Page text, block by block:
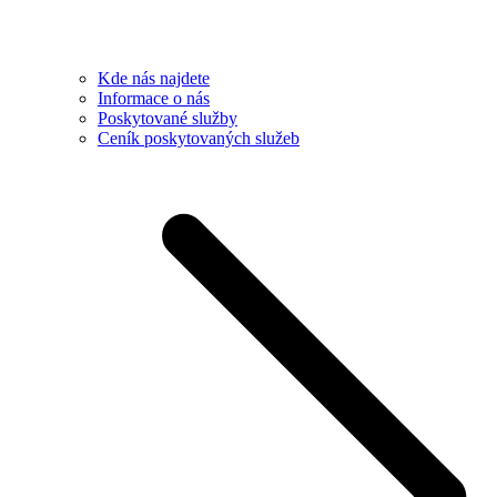
Kde nás najdete
Informace o nás
Poskytované služby
Ceník poskytovaných služeb